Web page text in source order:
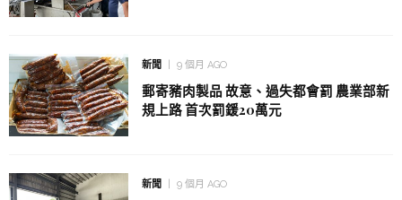
新聞 9 個月 AGO
郵寄豬肉製品 故意、過失都會罰 農業部新
規上路 首次罰鍰20萬元
新聞 9 個月 AGO